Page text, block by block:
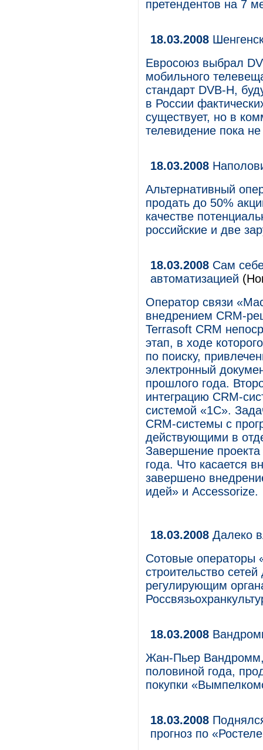
претендентов на 7
18.03.2008
Евросоюз выбрал
мобильного
стандарт DVB-H,
в России
существует, но в
телевидение пока
18.03.2008
Альтернативный
продать до 50%
качестве
российские и две
18.03.2008 Сам
автоматизацией
Оператор связи
внедрением CRM-
Terrasoft CRM
этап, в ходе
по поиску,
электронный
прошлого года.
интеграцию CRM-
системой «1С».
CRM-системы с
действующими в
Завершение
года. Что касается
завершено
идей» и Accessorize.
18.03.2008 Далеко
Сотовые операторы
строительство
регулирующим
18.03.2008
Жан-Пьер Вандромм,
половиной года,
покупки
18.03.2008
прогноз по